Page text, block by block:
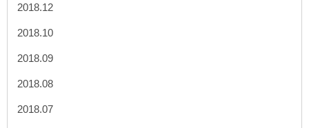
2018.12
2018.10
2018.09
2018.08
2018.07